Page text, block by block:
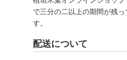
で三分の二以上の期間が残
す。
配送について